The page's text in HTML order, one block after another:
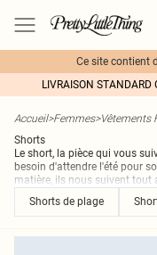
Ce site contient
LIVRAISON STANDARD
Accueil>Femmes>Vêtements
Shorts
Le short, la pièce qui vous
besoin d'attendre l'été pour
matière, ils nous suivent tout
Shorts de plage